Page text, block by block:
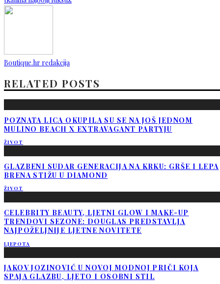
Boutique.hr redakcija
RELATED POSTS
POZNATA LICA OKUPILA SU SE NA JOŠ JEDNOM
MULINO BEACH X EXTRAVAGANT PARTYJU
ŽIVOT
GLAZBENI SUDAR GENERACIJA NA KRKU: GRŠE I LEPA
BRENA STIŽU U DIAMOND
ŽIVOT
CELEBRITY BEAUTY, LJETNI GLOW I MAKE-UP
TRENDOVI SEZONE: DOUGLAS PREDSTAVLJA
NAJPOŽELJNIJE LJETNE NOVITETE
LJEPOTA
JAKOV JOZINOVIĆ U NOVOJ MODNOJ PRIČI KOJA
SPAJA GLAZBU, LJETO I OSOBNI STIL